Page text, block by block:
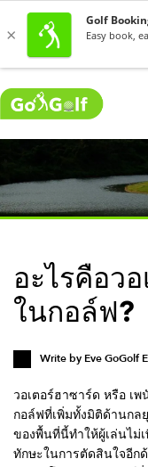
อะไรคือว
ในกอล์ฟ?
Write by Eve GoGolf
วอเตอร์ฮาซาร์ด หรือ เ
กอล์ฟที่เพิ่มทั้งมิติด้านกล
ของพื้นที่นี้ทำให้ผู้เล่นไม่
ทักษะในการตัดสินใจอีก